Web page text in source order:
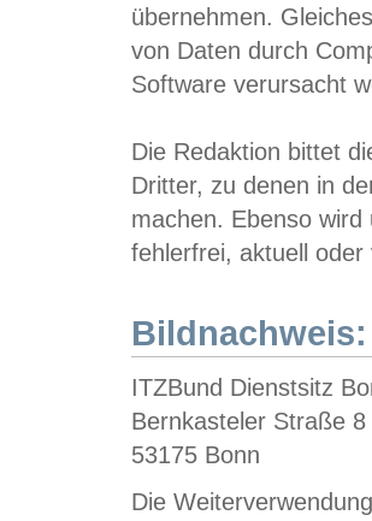
übernehmen.
von Daten durch
Software verursacht
Die Redaktion bittet
Dritter, zu denen in
machen. Ebenso
fehlerfrei, aktuell oder
Bildnachweis:
ITZBund Dienstsitz
Bernkasteler Straße 8
53175 Bonn
Die